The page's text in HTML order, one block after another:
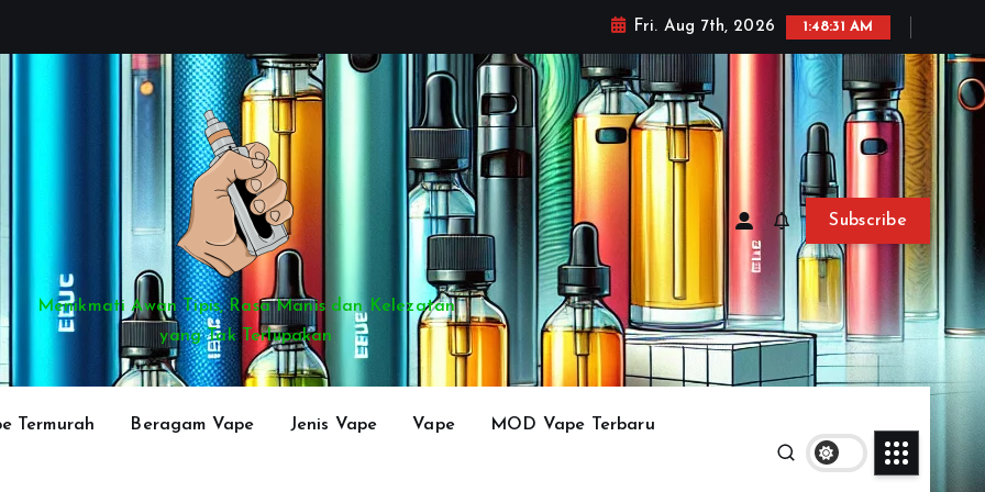
Fri. Aug 7th, 2026 1:48:34 AM
Menikmati Awan Tipis, Rasa Manis dan Kelezatan
yang Tak Terlupakan
Subscribe
Termurah Beragam Vape Jenis Vape Vape MOD Vape Terbaru